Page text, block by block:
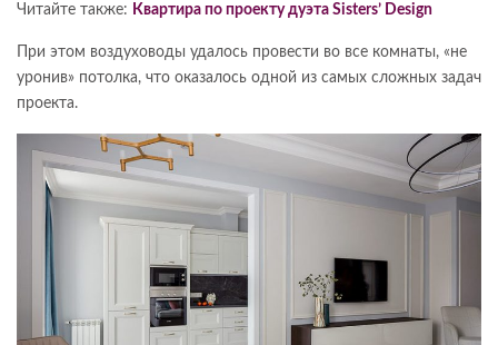
Читайте также: Квартира по проекту дуэта Sisters’ Design
При этом воздуховоды удалось провести во все комнаты, «не
уронив» потолка, что оказалось одной из самых сложных задач
проекта.